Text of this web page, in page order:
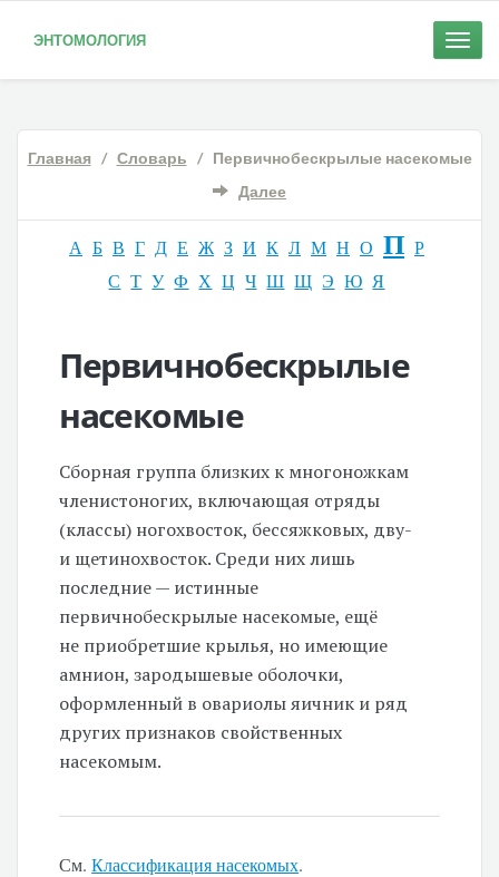
ЭНТОМОЛОГИЯ
Toggle
Главная / Словарь / Первичнобескрылые насекомые
Далее
А Б В Г Д Е Ж З И К Л М Н О П Р
С Т У Ф Х Ц Ч Ш Щ Э Ю Я
Первичнобескрылые
насекомые
Сборная группа близких к многоножкам
членистоногих, включающая отряды
(классы) ногохвосток, бессяжковых, дву-
и щетинохвосток. Среди них лишь
последние — истинные
первичнобескрылые насекомые, ещё
не приобретшие крылья, но имеющие
амнион, зародышевые оболочки,
оформленный в овариолы яичник и ряд
других признаков свойственных
насекомым.
См.Классификация насекомых.